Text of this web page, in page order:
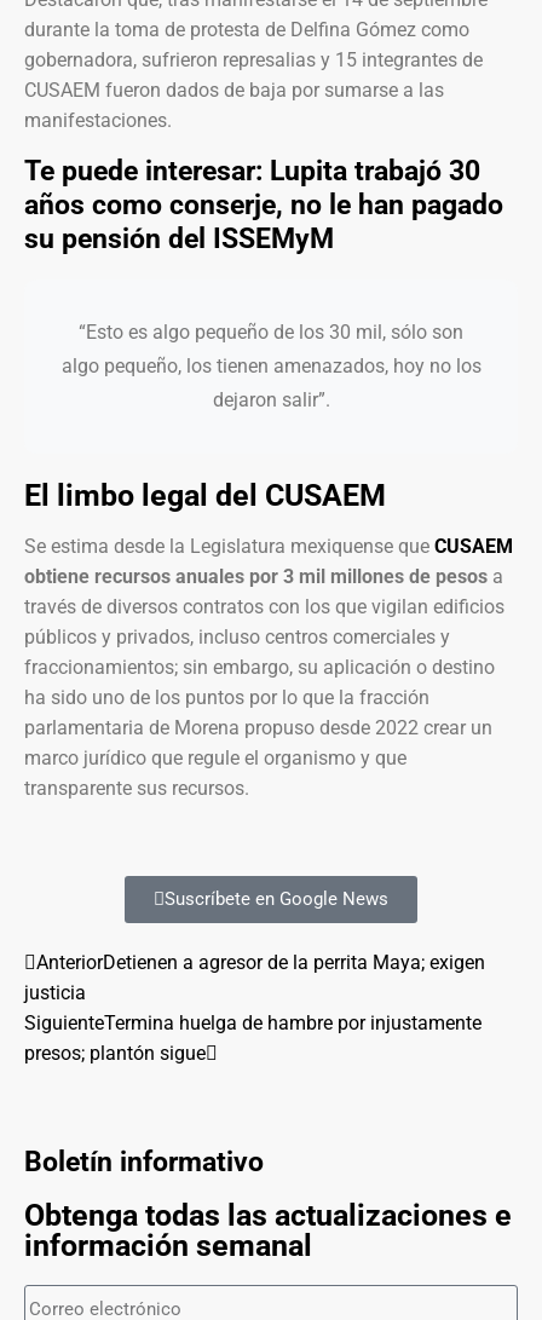
durante la toma de protesta de Delfina Gómez como
gobernadora, sufrieron represalias y 15 integrantes de
CUSAEM fueron dados de baja por sumarse a las
manifestaciones.
Te puede interesar: Lupita trabajó 30
años como conserje, no le han pagado
su pensión del ISSEMyM
“Esto es algo pequeño de los 30 mil, sólo son
algo pequeño, los tienen amenazados, hoy no los
dejaron salir”.
El limbo legal del CUSAEM
Se estima desde la Legislatura mexiquense que CUSAEM
obtiene recursos anuales por 3 mil millones de pesos a
través de diversos contratos con los que vigilan edificios
públicos y privados, incluso centros comerciales y
fraccionamientos; sin embargo, su aplicación o destino
ha sido uno de los puntos por lo que la fracción
parlamentaria de Morena propuso desde 2022 crear un
marco jurídico que regule el organismo y que
transparente sus recursos.
Suscríbete en Google News
AnteriorDetienen a agresor de la perrita Maya; exigen
justicia
SiguienteTermina huelga de hambre por injustamente
presos; plantón sigue
Boletín informativo
Obtenga todas las actualizaciones e
información semanal